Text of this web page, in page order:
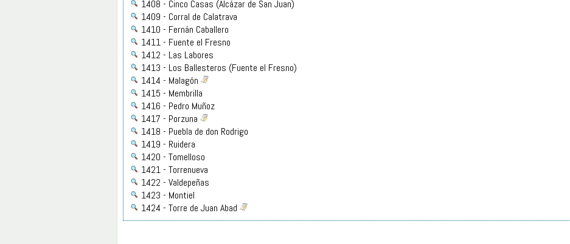
1408 - Cinco Casas (Alcázar de San Juan)
1409 - Corral de Calatrava
1410 - Fernán Caballero
1411 - Fuente el Fresno
1412 - Las Labores
1413 - Los Ballesteros (Fuente el Fresno)
1414 - Malagón
1415 - Membrilla
1416 - Pedro Muñoz
1417 - Porzuna
1418 - Puebla de don Rodrigo
1419 - Ruidera
1420 - Tomelloso
1421 - Torrenueva
1422 - Valdepeñas
1423 - Montiel
1424 - Torre de Juan Abad